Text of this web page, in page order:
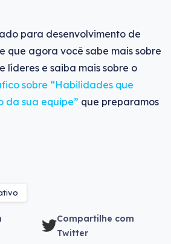
para desenvolvimento de
que agora você sabe mais sobre
líderes e saiba mais sobre o
sobre “Habilidades que
da sua equipe” que preparamos
Compartilhe com
Twitter